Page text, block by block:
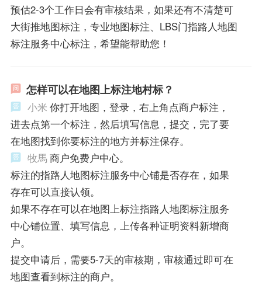
预估2-3个工作日会有审核结果，如果还有不清楚可
大街推地图标注，专业地图标注、LBS门指路人地图
标注服务中心标注，希望能帮助您！
怎样可以在地图上标注地村标？
小米 你打开地图，登录，右上角点商户标注，
进去点第一个标注，然后填写信息，提交，完了要
在地图找到你要标注的地方并标注保存。
牧馬 商户免费户中心。
标注的指路人地图标注服务中心铺是否存在，如果
存在可以直接认领。
如果不存在可以在地图上标注指路人地图标注服务
中心铺位置、填写信息，上传各种证明资料新增商
户。
提交申请后，需要5-7天的审核期，审核通过即可在
地图查看到标注的商户。